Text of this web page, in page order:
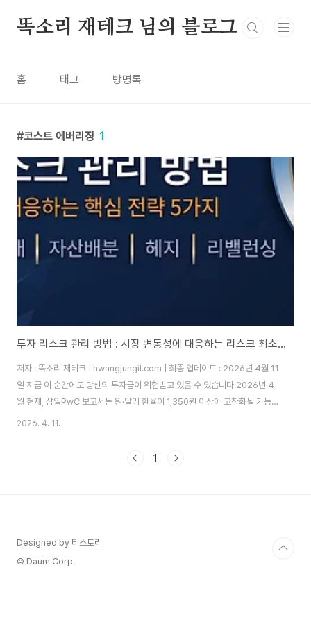
똑소리 재테크 님의 블로그
홈 태그 방명록
코스트 에버리징 1
투자 리스크 관리 방법 : 시장 변동성에 대응하는 리스크 최소화 전략 5가지
저자 : 똑소리 재테크 | hwangjungil.com | 최종 업데이트 : 2026년 4월 11
일 지금 이 순간에도 당신의 투자금이 위협받고 있을 수 있습니다.2026년 4
월 현재, 삼일PwC 보고서는 원·달러 환율이 1,350원 이상에 고착화될 가능성
을 경고하고 있습니다. 미국의 정치적 불확실성, 지정학적 리스크, 금리 변동성
을 알고 실천하는 것이 그 어느 때보다 중요합니다.왜 투자 리스크 관리가 지금
2026. 4. 11.
1
Designed by 티스토리
© Daum Corp.